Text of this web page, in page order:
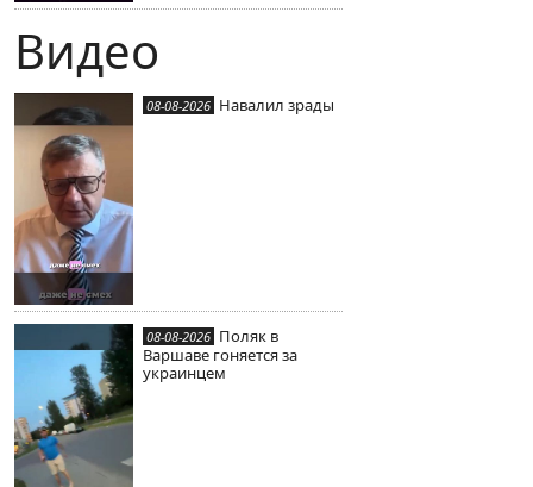
Видео
08-08-2026 Навалил зрады
08-08-2026 Поляк в
Варшаве гоняется за
украинцем